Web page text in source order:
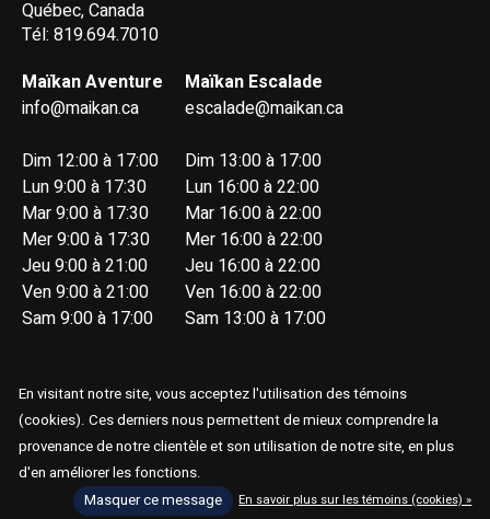
Québec, Canada
Tél: 819.694.7010
Maïkan Aventure
info@maikan.ca
Dim 12:00 à 17:00
Lun 9:00 à 17:30
Mar 9:00 à 17:30
Mer 9:00 à 17:30
Jeu 9:00 à 21:00
Ven 9:00 à 21:00
Sam 9:00 à 17:00
Maïkan Escalade
escalade@maikan.ca
Dim 13:00 à 17:00
Lun 16:00 à 22:00
Mar 16:00 à 22:00
Mer 16:00 à 22:00
Jeu 16:00 à 22:00
Ven 16:00 à 22:00
Sam 13:00 à 17:00
© Copyright 2026 Maïkan Aventure
En visitant notre site, vous acceptez l'utilisation des témoins
(cookies). Ces derniers nous permettent de mieux comprendre la
provenance de notre clientèle et son utilisation de notre site, en plus
d'en améliorer les fonctions.
Masquer ce message
En savoir plus sur les témoins (cookies) »